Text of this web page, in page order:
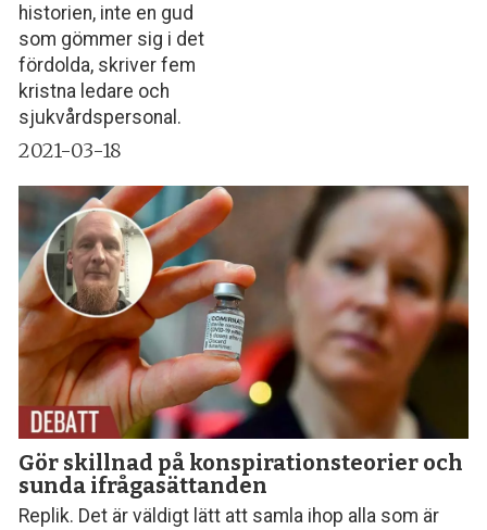
historien, inte en gud
som gömmer sig i det
fördolda, skriver fem
kristna ledare och
sjukvårdspersonal.
2021-03-18
Gör skillnad på konspirationsteorier och
sunda ifrågasättanden
Replik. Det är väldigt lätt att samla ihop alla som är